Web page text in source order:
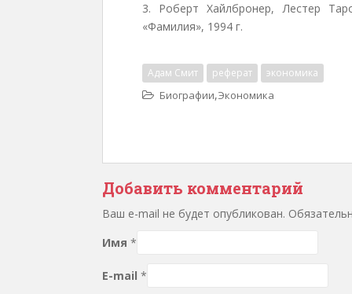
3. Роберт Хайлбронер, Лестер
«Фамилия», 1994 г.
Адам Смит реферат экономика
Биографии,Экономика
Добавить комментарий
Ваш e-mail не будет опубликован.
Имя *
E-mail *